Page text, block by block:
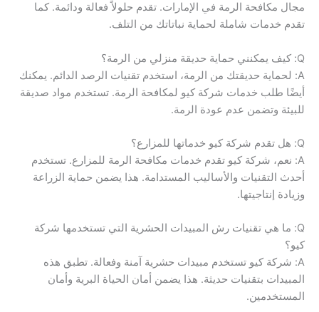
مجال مكافحة الرمة في الإمارات. تقدم حلولاً فعالة ودائمة. كما
تقدم خدمات شاملة لحماية نباتاتك من التلف.
Q: كيف يمكنني حماية حديقة منزلي من الرمة؟
A: لحماية حديقتك من الرمة، استخدم تقنيات الرصد الدائم. يمكنك
أيضًا طلب خدمات شركة كيو لمكافحة الرمة. تستخدم مواد صديقة
للبيئة وتضمن عدم عودة الرمة.
Q: هل تقدم شركة كيو خدماتها للمزارع؟
A: نعم، شركة كيو تقدم خدمات مكافحة الرمة للمزارع. تستخدم
أحدث التقنيات والأساليب المستدامة. هذا يضمن حماية الزراعة
وزيادة إنتاجيتها.
Q: ما هي تقنيات رش المبيدات الحشرية التي تستخدمها شركة
كيو؟
A: شركة كيو تستخدم مبيدات حشرية آمنة وفعالة. تطبق هذه
المبيدات بتقنيات حديثة. هذا يضمن أمان الحياة البرية وأمان
المستخدمين.